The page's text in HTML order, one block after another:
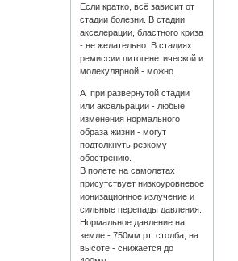
Если кратко, всё зависит от
стадии болезни. В стадии
акселерации, бластного криза
- не желательно. В стадиях
ремиссии цитогенетической и
молекулярной - можно.
А при развернутой стадии
или аксельрации - любые
изменения нормального
образа жизни - могут
подтолкнуть резкому
обострению.
В полете на самолетах
присутствует низкоуровневое
ионизационное излучение и
сильные перепады давления.
Нормальное давление на
земле - 750мм рт. столба, на
высоте - снижается до